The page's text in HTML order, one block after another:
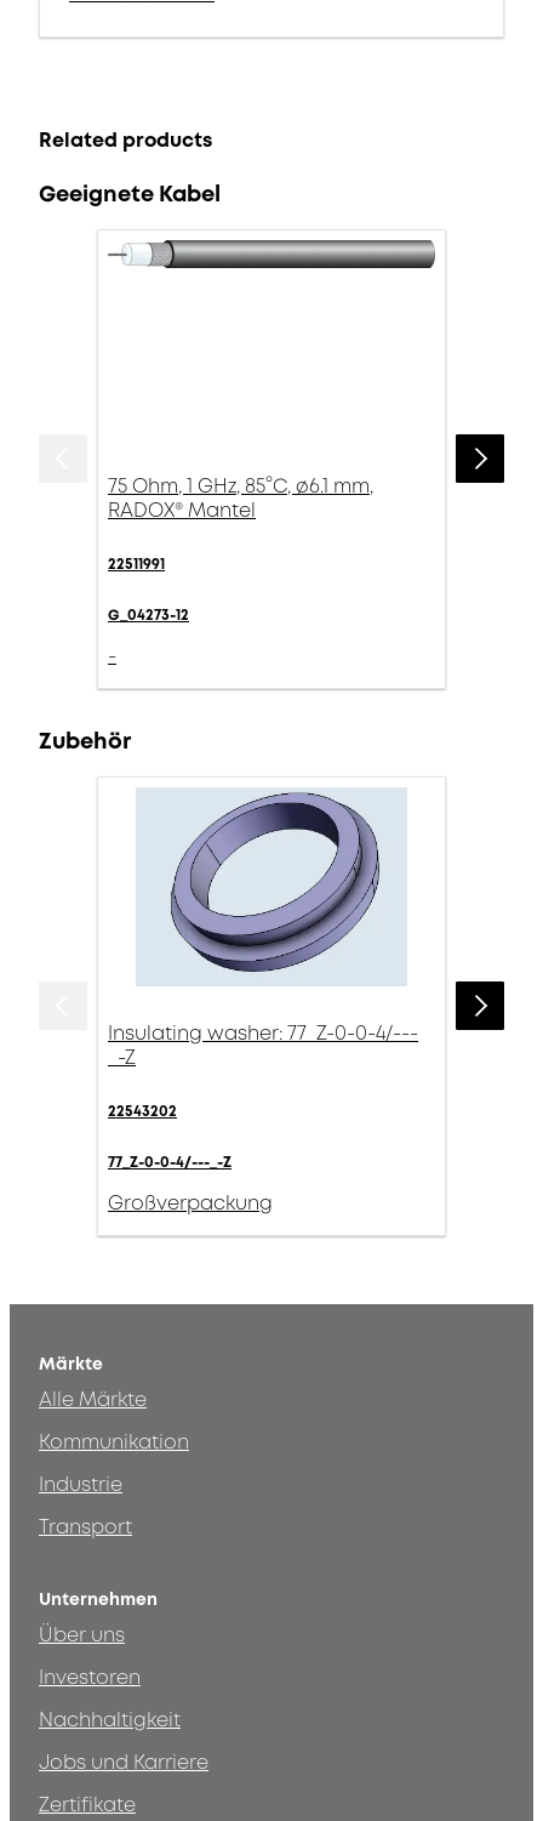
Related products
Geeignete Kabel
75 Ohm, 1 GHz, 85°C, ø6.1 mm,
RADOX® Mantel
22511991
G_04273-12
-
Zubehör
Insulating washer: 77_Z-0-0-4/---
_-Z
22543202
77_Z-0-0-4/---_-Z
Großverpackung
Märkte
Alle Märkte
Kommunikation
Industrie
Transport
Unternehmen
Über uns
Investoren
Nachhaltigkeit
Jobs und Karriere
Zertifikate